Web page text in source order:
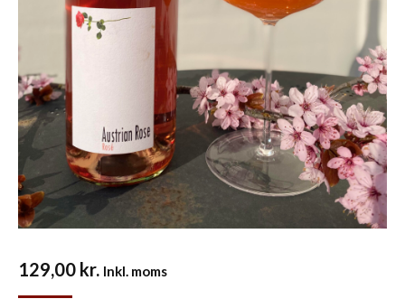
129,00 kr. Inkl. moms